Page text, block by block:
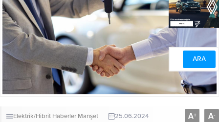
Elektrik/Hibrit Haberler Manşet 25.06.2024 A+ A-